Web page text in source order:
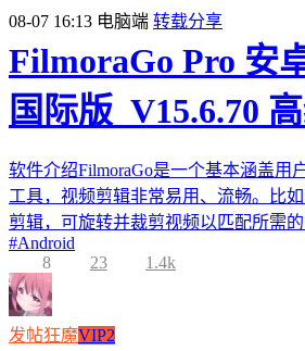
08-07 16:13 电脑端 转载分享
FilmoraGo Pro 安
国际版_V15.6.70
软件介绍FilmoraGo是一个基本涵盖用
工具，视频剪辑非常易用、流畅。比
剪辑，可旋转并裁剪视频以匹配所需
#Android
8
23 1.4k
发帖狂魔VIP2